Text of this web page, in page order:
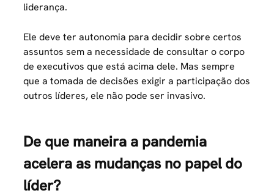
liderança.
Ele deve ter autonomia para decidir sobre certos
assuntos sem a necessidade de consultar o corpo
de executivos que está acima dele. Mas sempre
que a tomada de decisões exigir a participação dos
outros líderes, ele não pode ser invasivo.
De que maneira a pandemia
acelera as mudanças no papel do
líder?